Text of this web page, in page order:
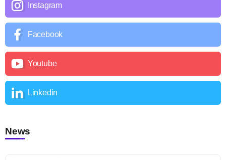
Instagram
Facebook
Youtube
Linkedin
News